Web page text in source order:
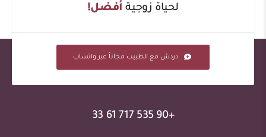
لحياة زوجية أفضل!
دردش مع الطبيب مجاناً عبر واتساب
+90 535 717 61 33